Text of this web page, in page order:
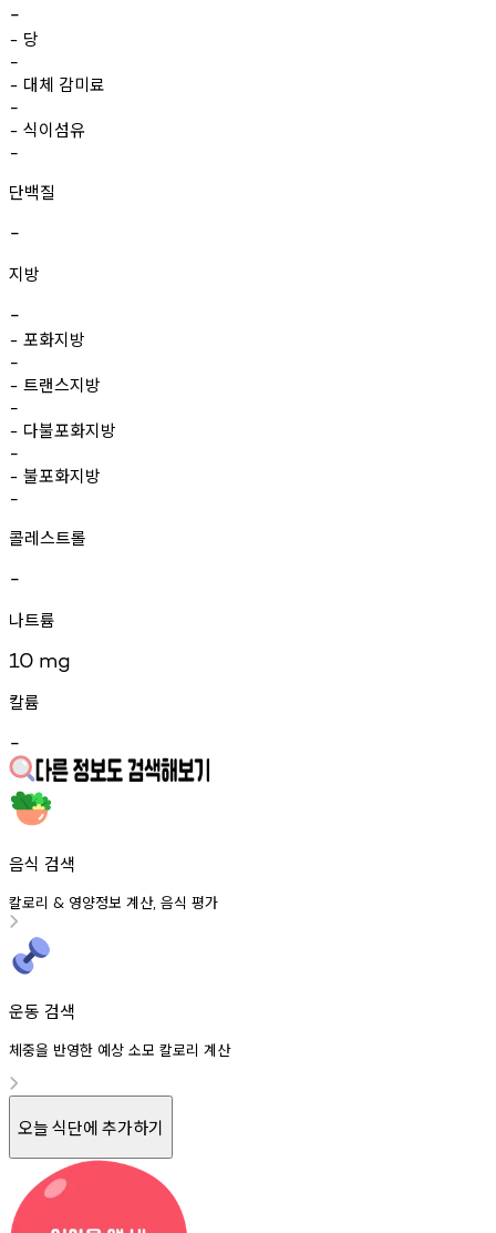
-
- 당
-
- 대체 감미료
-
- 식이섬유
-
단백질
-
지방
-
- 포화지방
-
- 트랜스지방
-
- 다불포화지방
-
- 불포화지방
-
콜레스트롤
-
나트륨
10 mg
칼륨
-
음식 검색
칼로리 & 영양정보 계산, 음식 평가
운동 검색
체중을 반영한 예상 소모 칼로리 계산
오늘 식단에 추가하기